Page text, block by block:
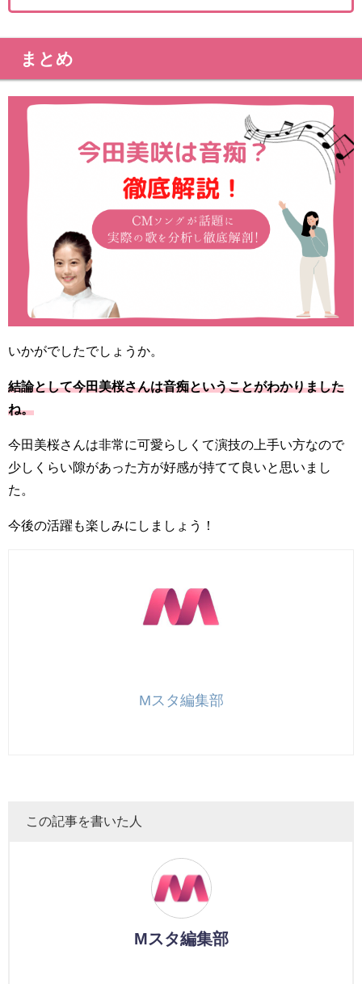
まとめ
いかがでしたでしょうか。
結論として今田美桜さんは音痴ということがわかりました
ね。
今田美桜さんは非常に可愛らしくて演技の上手い方なので
少しくらい隙があった方が好感が持てて良いと思いまし
た。
今後の活躍も楽しみにしましょう！
Mスタ編集部
この記事を書いた人
Mスタ編集部